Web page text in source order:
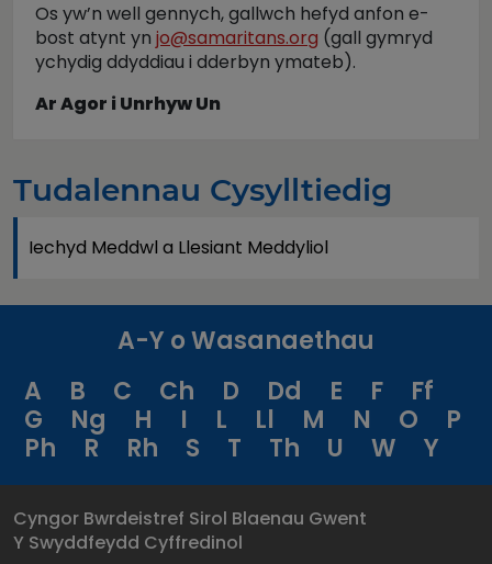
Os yw’n well gennych, gallwch hefyd anfon e-
bost atynt yn jo@samaritans.org (gall gymryd
ychydig ddyddiau i dderbyn ymateb).
Ar Agor i Unrhyw Un
Tudalennau Cysylltiedig
Iechyd Meddwl a Llesiant Meddyliol
A-Y o Wasanaethau
A
B C Ch D Dd E F
Ff
G
Ng H I L Ll M N O
P
Ph
R Rh S T Th U W Y
Cyngor Bwrdeistref Sirol Blaenau Gwent
Y Swyddfeydd Cyffredinol